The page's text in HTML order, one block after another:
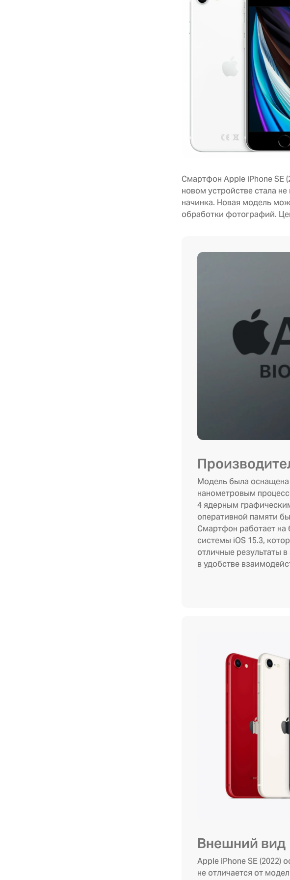
Смартфон Apple iPhone SE
новом устройстве стала
начинка. Новая модель
обработки фотографий.
Модель была
нанометровым
4 ядерным
оперативной памяти
Смартфон работает на
системы iOS 15.3,
отличные результаты
в удобстве
Внешний вид
Apple iPhone SE (2022)
не отличается от